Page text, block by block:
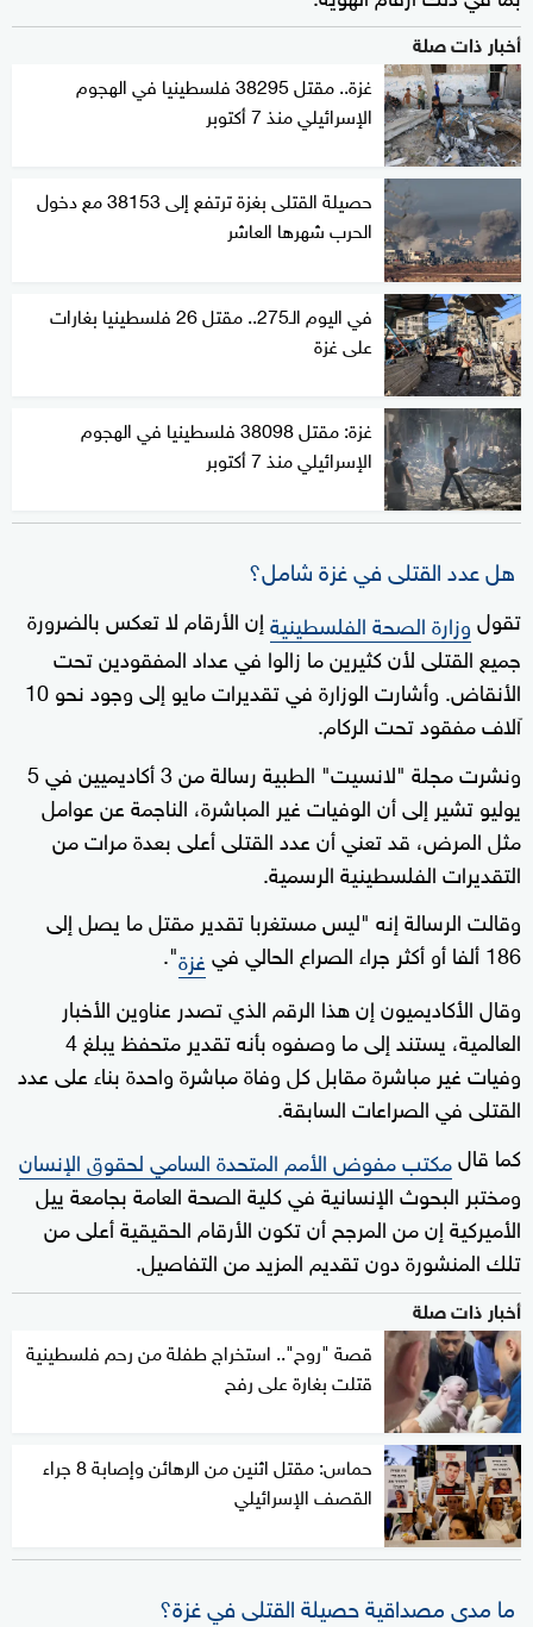
أخبار ذات صلة
غزة.. مقتل 38295 فلسطينيا في الهجوم
الإسرائيلي منذ 7 أكتوبر
حصيلة القتلى بغزة ترتفع إلى 38153 مع دخول
الحرب شهرها العاشر
في اليوم الـ275.. مقتل 26 فلسطينيا بغارات
على غزة
غزة: مقتل 38098 فلسطينيا في الهجوم
الإسرائيلي منذ 7 أكتوبر
هل عدد القتلى في غزة شامل؟
تقولوزارة الصحة الفلسطينيةإن الأرقام لا تعكس بالضرورة
جميع القتلى لأن كثيرين ما زالوا في عداد المفقودين تحت
الأنقاض. وأشارت الوزارة في تقديرات مايو إلى وجود نحو 10
آلاف مفقود تحت الركام.
ونشرت مجلة "لانسيت" الطبية رسالة من 3 أكاديميين في 5
يوليو تشير إلى أن الوفيات غير المباشرة، الناجمة عن عوامل
مثل المرض، قد تعني أن عدد القتلى أعلى بعدة مرات من
التقديرات الفلسطينية الرسمية.
وقالت الرسالة إنه "ليس مستغربا تقدير مقتل ما يصل إلى
186 ألفا أو أكثر جراء الصراع الحالي في
غزة".
وقال الأكاديميون إن هذا الرقم الذي تصدر عناوين الأخبار
العالمية، يستند إلى ما وصفوه بأنه تقدير متحفظ يبلغ 4
وفيات غير مباشرة مقابل كل وفاة مباشرة واحدة بناء على عدد
القتلى في الصراعات السابقة.
كما قالمكتب مفوض الأمم المتحدة السامي لحقوق الإنسان
ومختبر البحوث الإنسانية في كلية الصحة العامة بجامعة ييل
الأميركية إن من المرجح أن تكون الأرقام الحقيقية أعلى من
تلك المنشورة دون تقديم المزيد من التفاصيل.
أخبار ذات صلة
قصة "روح".. استخراج طفلة من رحم فلسطينية
قتلت بغارة على رفح
حماس: مقتل اثنين من الرهائن وإصابة 8 جراء
القصف الإسرائيلي
ما مدى مصداقية حصيلة القتلى في غزة؟